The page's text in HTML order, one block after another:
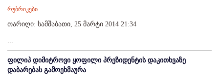
რუბრიკები
თარიღი: სამშაბათი, 25 მარტი 2014 21:34
...
ფილიპ დიმიტროვი ყოფილი პრეზიდენტის დაკითხვაზე
დაბარებას გამოეხმაურა